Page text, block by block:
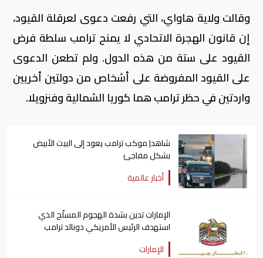
وقالت ولاية هاواي، التي رفعت دعوى لعرقلة القيود،
إن قانون الهجرة الاتحادي لا يمنح ترامب سلطة فرض
القيود على ستة من هذه الدول. ولم تطعن الدعوى
على القيود المفروضة على أشخاص من دولتين أخريين
واردتين في حظر ترامب هما كوريا الشمالية وفنزويلا.
شاهد| موكب ترامب يعود إلى البيت الأبيض
بشكل مفاجئ
أخبار عالمية
الإمارات تدين بشدة الهجوم المسلّح الذي
استهدف الرئيس الأمريكي دونالد ترامب
الإمارات